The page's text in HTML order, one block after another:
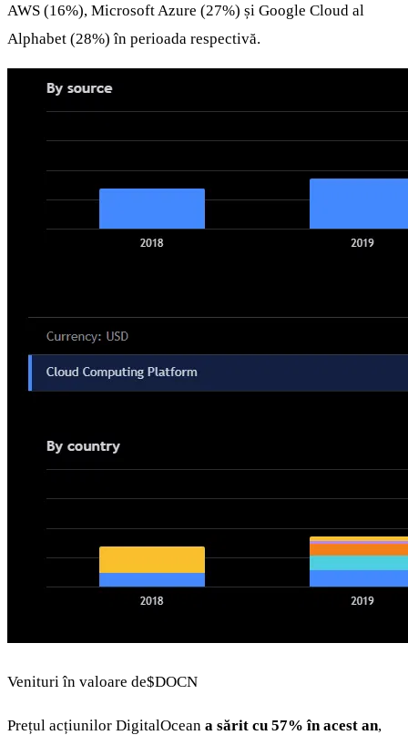
AWS (16%), Microsoft Azure (27%) și Google Cloud al
Alphabet (28%) în perioada respectivă.
Venituri în valoare de$DOCN
Prețul acțiunilor DigitalOcean a sărit cu 57% în acest an,